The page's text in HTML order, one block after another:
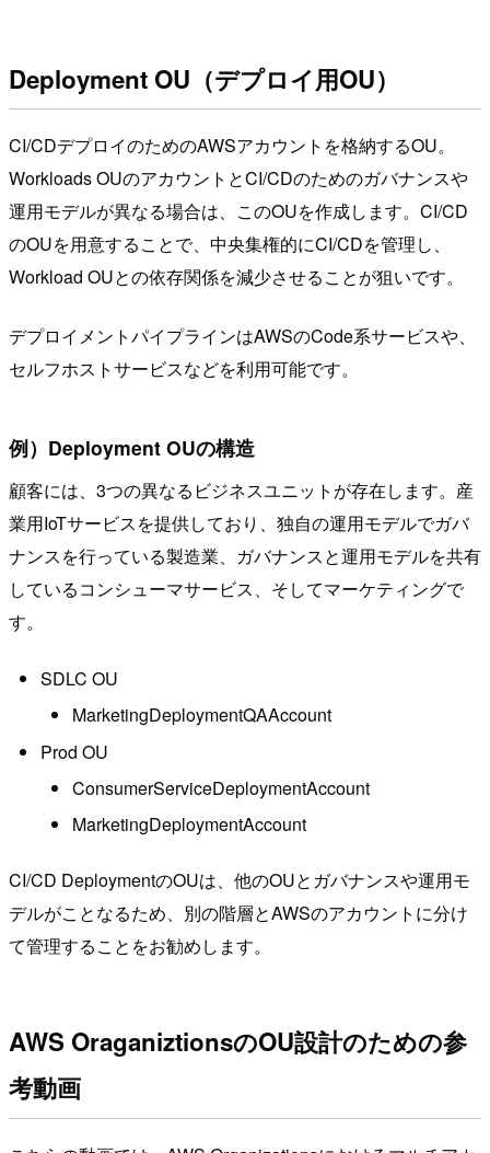
Deployment OU（デプロイ用OU）
CI/CDデプロイのためのAWSアカウントを格納するOU。
Workloads OUのアカウントとCI/CDのためのガバナンスや
運用モデルが異なる場合は、このOUを作成します。CI/CD
のOUを用意することで、中央集権的にCI/CDを管理し、
Workload OUとの依存関係を減少させることが狙いです。
デプロイメントパイプラインはAWSのCode系サービスや、
セルフホストサービスなどを利用可能です。
例）Deployment OUの構造
顧客には、3つの異なるビジネスユニットが存在します。産
業用IoTサービスを提供しており、独自の運用モデルでガバ
ナンスを行っている製造業、ガバナンスと運用モデルを共有
しているコンシューマサービス、そしてマーケティングで
す。
SDLC OU
MarketingDeploymentQAAccount
Prod OU
ConsumerServiceDeploymentAccount
MarketingDeploymentAccount
CI/CD DeploymentのOUは、他のOUとガバナンスや運用モ
デルがことなるため、別の階層とAWSのアカウントに分け
て管理することをお勧めします。
AWS OraganiztionsのOU設計のための参
考動画